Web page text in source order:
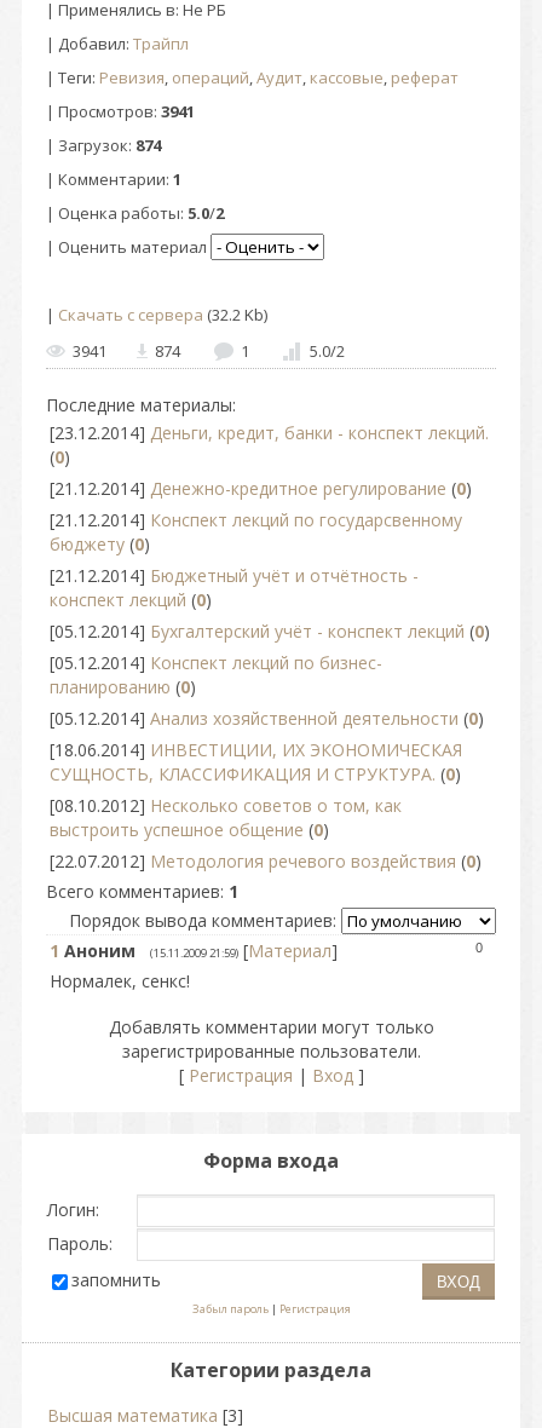
| Применялись в: Не РБ
| Добавил: Трайпл
| Теги: Ревизия, операций,Аудит, кассовые, реферат
| Просмотров: 3941
| Загрузок: 874
| Комментарии: 1
| Оценка работы: 5.0/2
| Оценить материал
| Скачать с сервера (32.2 Kb)
3941
874 1 5.0/2
Последние материалы:
[23.12.2014] Деньги, кредит, банки - конспект лекций.
(0)
[21.12.2014] Денежно-кредитное регулирование (0)
[21.12.2014] Конспект лекций по государсвенному
бюджету (0)
[21.12.2014] Бюджетный учёт и отчётность -
конспект лекций (0)
[05.12.2014] Бухгалтерский учёт - конспект лекций (0)
[05.12.2014] Конспект лекций по бизнес-
планированию (0)
[05.12.2014] Анализ хозяйственной деятельности (0)
[18.06.2014] ИНВЕСТИЦИИ, ИХ ЭКОНОМИЧЕСКАЯ
СУЩНОСТЬ, КЛАССИФИКАЦИЯ И СТРУКТУРА. (0)
[08.10.2012] Несколько советов о том, как
выстроить успешное общение (0)
[22.07.2012] Методология речевого воздействия (0)
Всего комментариев: 1
Порядок вывода комментариев:
0
1 Аноним (15.11.2009 21:59) [Материал]
Нормалек, сенкс!
Добавлять комментарии могут только
зарегистрированные пользователи.
[ Регистрация | Вход]
Форма входа
Логин:
Пароль:
запомнить
Забыл пароль| Регистрация
Категории раздела
Высшая математика [3]